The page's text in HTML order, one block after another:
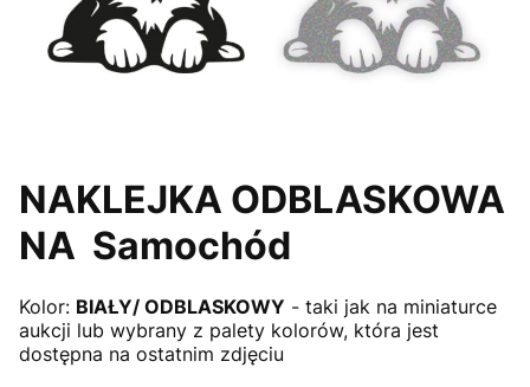
NAKLEJKA ODBLASKOWA
NA Samochód
Kolor: BIAŁY/ ODBLASKOWY - taki jak na miniaturce
aukcji lub wybrany z palety kolorów, która jest
dostępna na ostatnim zdjęciu